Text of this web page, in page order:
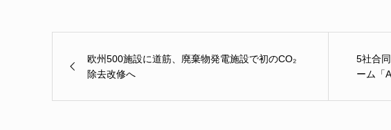
欧州500施設に道筋、廃棄物発電施設で初のCO₂
除去改修へ
5社合
ーム「